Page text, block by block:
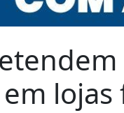
lojas